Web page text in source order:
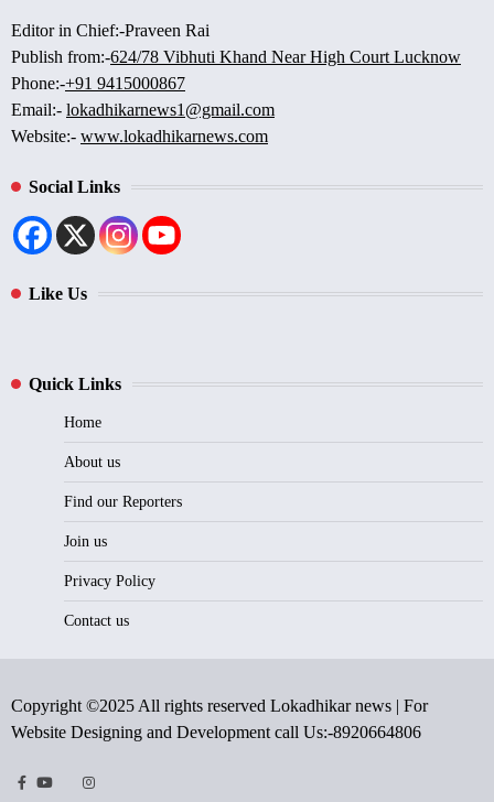
Editor in Chief:-Praveen Rai
Publish from:-624/78 Vibhuti Khand Near High Court Lucknow
Phone:-+91 9415000867
Email:- lokadhikarnews1@gmail.com
Website:- www.lokadhikarnews.com
Social Links
Like Us
Quick Links
Home
About us
Find our Reporters
Join us
Privacy Policy
Contact us
Copyright ©2025 All rights reserved Lokadhikar news | For
Website Designing and Development call Us:-8920664806
Facebook
Youtube
TwitterInstragram